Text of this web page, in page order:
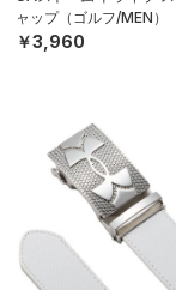
ャップ（ゴルフ/MEN）
￥3,960